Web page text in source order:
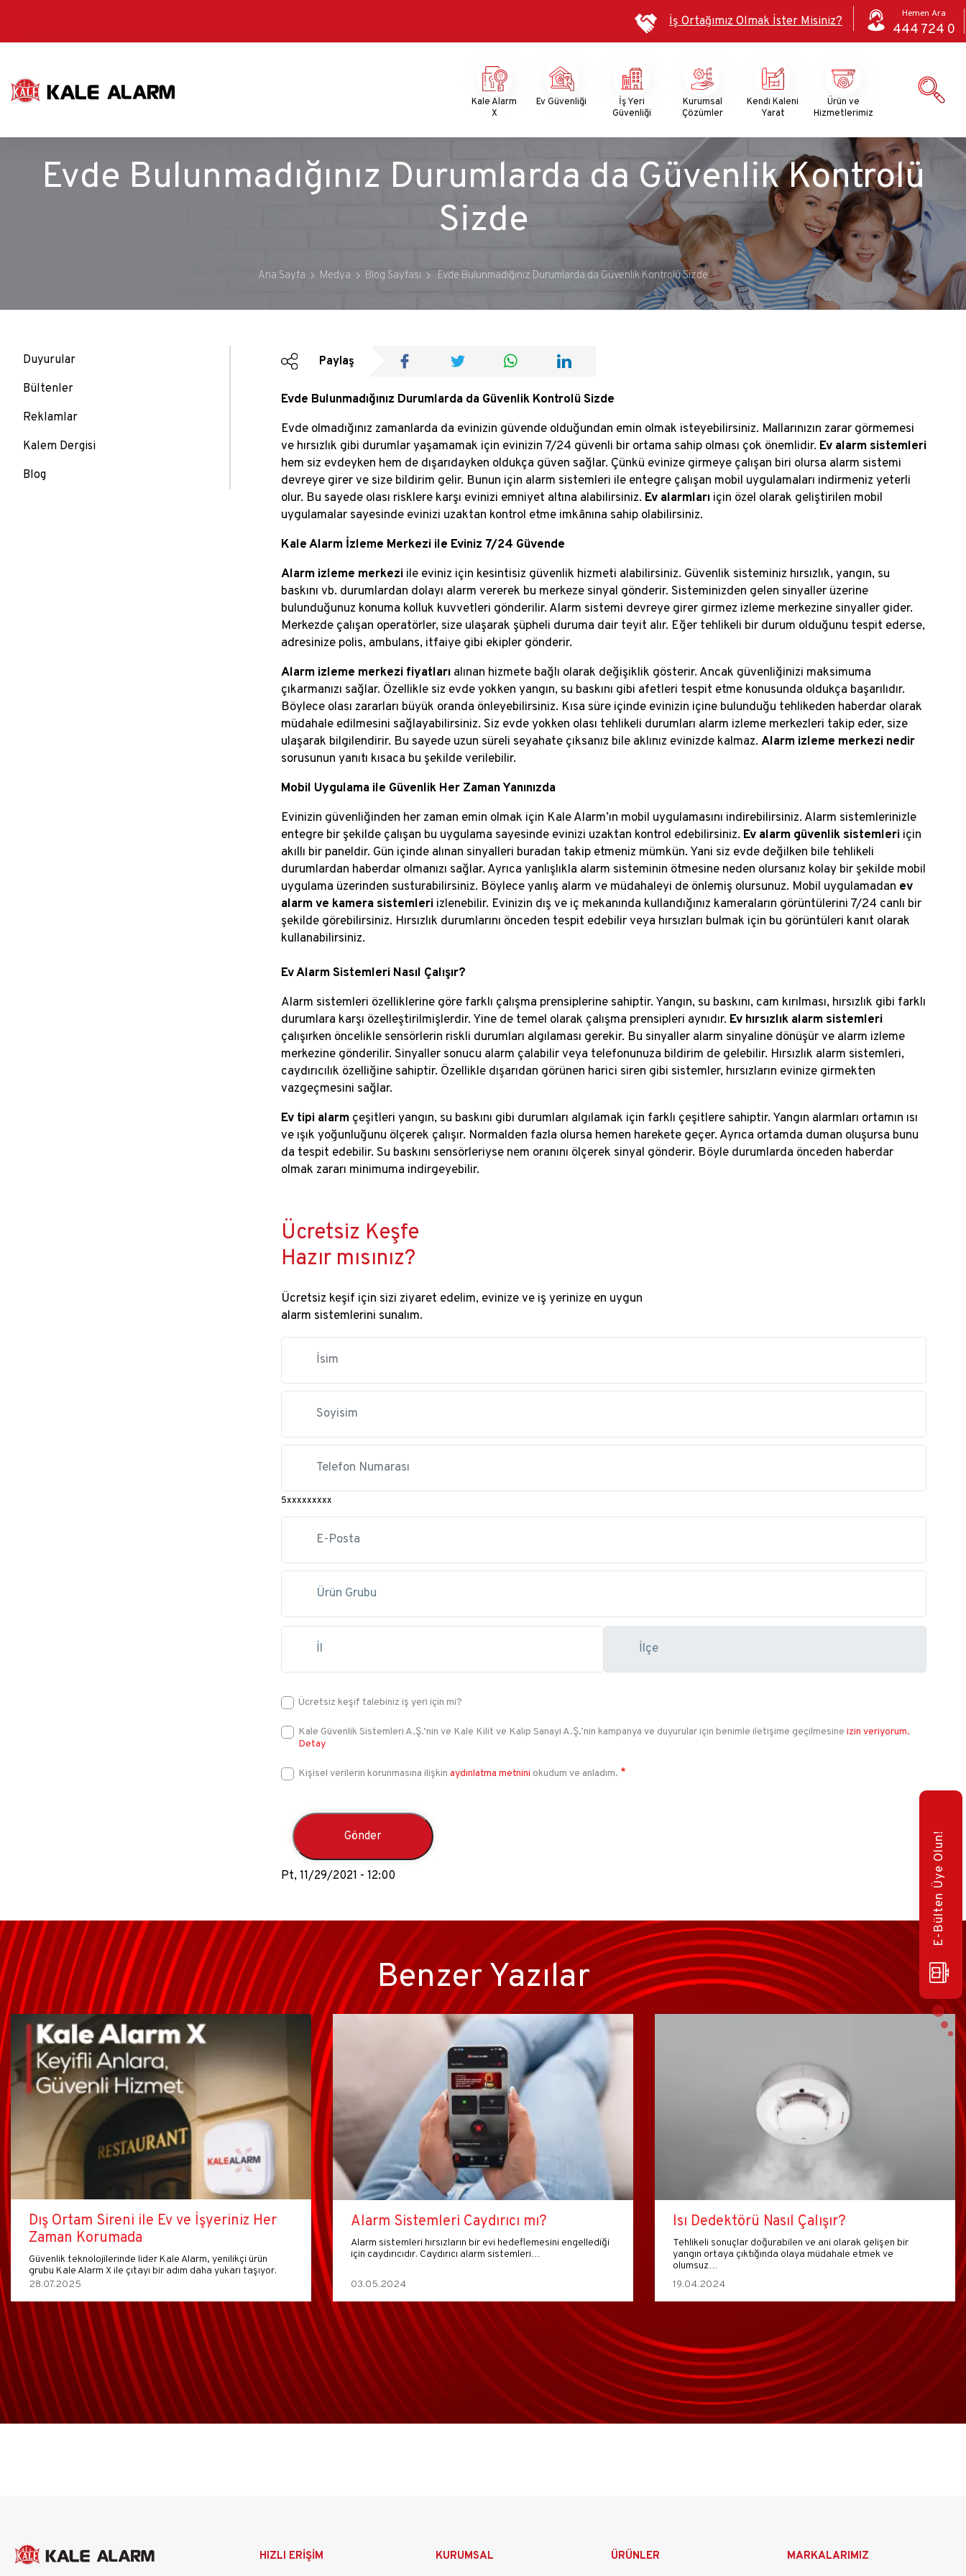
atla
İş Ortağımız Olmak İster Misiniz?
Hemen Ara
444 724 0
Menu
Kale Alarm
X
Ev Güvenliği
İş Yeri
Güvenliği
Kurumsal
Çözümler
Kendi Kaleni
Yarat
Ürün ve
Hizmetlerimiz
Evde Bulunmadığınız Durumlarda da Güvenlik Kontrolü
Sizde
Ana Sayfa Medya Blog Sayfası Evde Bulunmadığınız Durumlarda da Güvenlik Kontrolü Sizde
Duyurular
Bültenler
Reklamlar
Kalem Dergisi
Blog
Paylaş
Evde Bulunmadığınız Durumlarda da Güvenlik Kontrolü Sizde
Evde olmadığınız zamanlarda da evinizin güvende olduğundan emin olmak isteyebilirsiniz. Mallarınızın zarar görmemesi
ve hırsızlık gibi durumlar yaşamamak için evinizin 7/24 güvenli bir ortama sahip olması çok önemlidir. Ev alarm sistemleri
hem siz evdeyken hem de dışarıdayken oldukça güven sağlar. Çünkü evinize girmeye çalışan biri olursa alarm sistemi
devreye girer ve size bildirim gelir. Bunun için alarm sistemleri ile entegre çalışan mobil uygulamaları indirmeniz yeterli
olur. Bu sayede olası risklere karşı evinizi emniyet altına alabilirsiniz. Ev alarmları için özel olarak geliştirilen mobil
uygulamalar sayesinde evinizi uzaktan kontrol etme imkânına sahip olabilirsiniz.
Kale Alarm İzleme Merkezi ile Eviniz 7/24 Güvende
Alarm izleme merkezi ile eviniz için kesintisiz güvenlik hizmeti alabilirsiniz. Güvenlik sisteminiz hırsızlık, yangın, su
baskını vb. durumlardan dolayı alarm vererek bu merkeze sinyal gönderir. Sisteminizden gelen sinyaller üzerine
bulunduğunuz konuma kolluk kuvvetleri gönderilir. Alarm sistemi devreye girer girmez izleme merkezine sinyaller gider.
Merkezde çalışan operatörler, size ulaşarak şüpheli duruma dair teyit alır. Eğer tehlikeli bir durum olduğunu tespit ederse,
adresinize polis, ambulans, itfaiye gibi ekipler gönderir.
Alarm izleme merkezi fiyatları alınan hizmete bağlı olarak değişiklik gösterir. Ancak güvenliğinizi maksimuma
çıkarmanızı sağlar. Özellikle siz evde yokken yangın, su baskını gibi afetleri tespit etme konusunda oldukça başarılıdır.
Böylece olası zararları büyük oranda önleyebilirsiniz. Kısa süre içinde evinizin içine bulunduğu tehlikeden haberdar olarak
müdahale edilmesini sağlayabilirsiniz. Siz evde yokken olası tehlikeli durumları alarm izleme merkezleri takip eder, size
ulaşarak bilgilendirir. Bu sayede uzun süreli seyahate çıksanız bile aklınız evinizde kalmaz. Alarm izleme merkezi nedir
sorusunun yanıtı kısaca bu şekilde verilebilir.
Mobil Uygulama ile Güvenlik Her Zaman Yanınızda
Evinizin güvenliğinden her zaman emin olmak için Kale Alarm’ın mobil uygulamasını indirebilirsiniz. Alarm sistemlerinizle
entegre bir şekilde çalışan bu uygulama sayesinde evinizi uzaktan kontrol edebilirsiniz. Ev alarm güvenlik sistemleri için
akıllı bir paneldir. Gün içinde alınan sinyalleri buradan takip etmeniz mümkün. Yani siz evde değilken bile tehlikeli
durumlardan haberdar olmanızı sağlar. Ayrıca yanlışlıkla alarm sisteminin ötmesine neden olursanız kolay bir şekilde mobil
uygulama üzerinden susturabilirsiniz. Böylece yanlış alarm ve müdahaleyi de önlemiş olursunuz. Mobil uygulamadan ev
alarm ve kamera sistemleri izlenebilir. Evinizin dış ve iç mekanında kullandığınız kameraların görüntülerini 7/24 canlı bir
şekilde görebilirsiniz. Hırsızlık durumlarını önceden tespit edebilir veya hırsızları bulmak için bu görüntüleri kanıt olarak
kullanabilirsiniz.
Ev Alarm Sistemleri Nasıl Çalışır?
Alarm sistemleri özelliklerine göre farklı çalışma prensiplerine sahiptir. Yangın, su baskını, cam kırılması, hırsızlık gibi farklı
durumlara karşı özelleştirilmişlerdir. Yine de temel olarak çalışma prensipleri aynıdır. Ev hırsızlık alarm sistemleri
çalışırken öncelikle sensörlerin riskli durumları algılaması gerekir. Bu sinyaller alarm sinyaline dönüşür ve alarm izleme
merkezine gönderilir. Sinyaller sonucu alarm çalabilir veya telefonunuza bildirim de gelebilir. Hırsızlık alarm sistemleri,
caydırıcılık özelliğine sahiptir. Özellikle dışarıdan görünen harici siren gibi sistemler, hırsızların evinize girmekten
vazgeçmesini sağlar.
Ev tipi alarm çeşitleri yangın, su baskını gibi durumları algılamak için farklı çeşitlere sahiptir. Yangın alarmları ortamın ısı
ve ışık yoğunluğunu ölçerek çalışır. Normalden fazla olursa hemen harekete geçer. Ayrıca ortamda duman oluşursa bunu
da tespit edebilir. Su baskını sensörleriyse nem oranını ölçerek sinyal gönderir. Böyle durumlarda önceden haberdar
olmak zararı minimuma indirgeyebilir.
Ücretsiz Keşfe
Hazır mısınız?
Ücretsiz keşif için sizi ziyaret edelim, evinize ve iş yerinize en uygun
alarm sistemlerini sunalım.
5xxxxxxxxx
Ücretsiz keşif talebiniz iş yeri için mi?
Kale Güvenlik Sistemleri A.Ş.’nin ve Kale Kilit ve Kalıp Sanayi A.Ş.’nin kampanya ve duyurular için benimle iletişime geçilmesine izin veriyorum.
Detay
Kişisel verilerin korunmasına ilişkin aydınlatma metnini okudum ve anladım.
Pt, 11/29/2021 - 12:00 E-Bülten Üye Olun!
Benzer Yazılar
Dış Ortam Sireni ile Ev ve İşyeriniz Her
Zaman Korumada
Güvenlik teknolojilerinde lider Kale Alarm, yenilikçi ürün
grubu Kale Alarm X ile çıtayı bir adım daha yukarı taşıyor.
28.07.2025
Alarm Sistemleri Caydırıcı mı?
Alarm sistemleri hırsızların bir evi hedeflemesini engellediği
için caydırıcıdır. Caydırıcı alarm sistemleri…
03.05.2024
Isı Dedektörü Nasıl Çalışır?
Tehlikeli sonuçlar doğurabilen ve ani olarak gelişen bir
yangın ortaya çıktığında olaya müdahale etmek ve
olumsuz…
19.04.2024
Ana
HIZLI ERİŞİM KURUMSAL ÜRÜNLER MARKALARIMIZ